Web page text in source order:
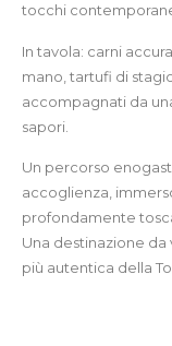
tocchi
In tavola: carni
mano, tartufi di
accompagnati da
sapori.
Un percorso
accoglienza,
profondamente
Una destinazione da
più autentica della